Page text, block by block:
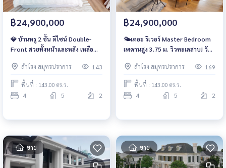
฿24,900,000
💎 บ้านหรู 2 ชั้น ดีไซน์ Double-
Front สวยทั้งหน้าและหลัง เหลือ
061-6161426 | 065-4496399 🟩
LINE: @wsrcondo
สำโรง สมุทรปราการ 143
พื้นที่ : 143.00 ตร.ว.
4 5 2
฿24,900,000
🌤เดอะ ริเวอร์ Master Bedroom
เพดานสูง 3.75 ม. วิวทะเลสาบ! วัน
Lake 26) 📲061-6161426 | 065-
4496399 🟩 LINE: @wsrcondo
สำโรง สมุทรปราการ 169
พื้นที่ : 143.00 ตร.ว.
4 5 2
ขาย ขาย